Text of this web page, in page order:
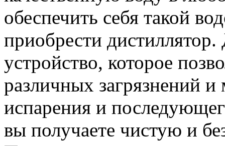
обеспечить себя такой
приобрести
устройство, которое
различных загрязнений
испарения и
вы получаете чистую и